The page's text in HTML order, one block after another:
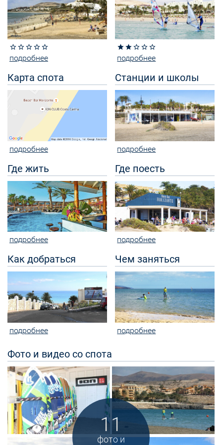
star_border star_border star_border star_border star_border
подробнее
star star star_border star_border star_border
подробнее
Станции и школы
подробнее
Карта спота
подробнее
Где жить
подробнее
Где поесть
подробнее
Чем заняться
подробнее
Как добраться
подробнее
Фото и видео со спота
11
фото и